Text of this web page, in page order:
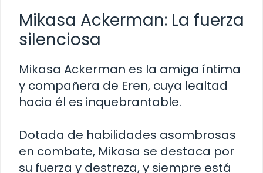
Mikasa Ackerman: La fuerza
silenciosa
Mikasa Ackerman es la amiga íntima
y compañera de Eren, cuya lealtad
hacia él es inquebrantable.
Dotada de habilidades asombrosas
en combate, Mikasa se destaca por
su fuerza y destreza, y siempre está